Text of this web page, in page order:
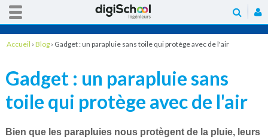
Accueil › Blog › Gadget : un parapluie sans toile qui protège avec de l'air
Gadget : un parapluie sans
toile qui protège avec de l'air
Bien que les parapluies nous protègent de la pluie, leurs